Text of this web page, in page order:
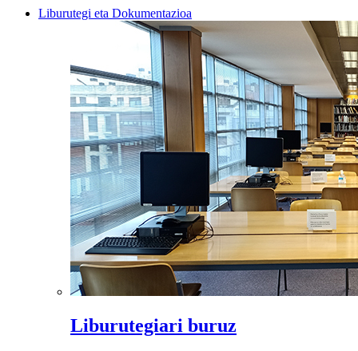
Liburutegi eta Dokumentazioa
Liburutegiari buruz